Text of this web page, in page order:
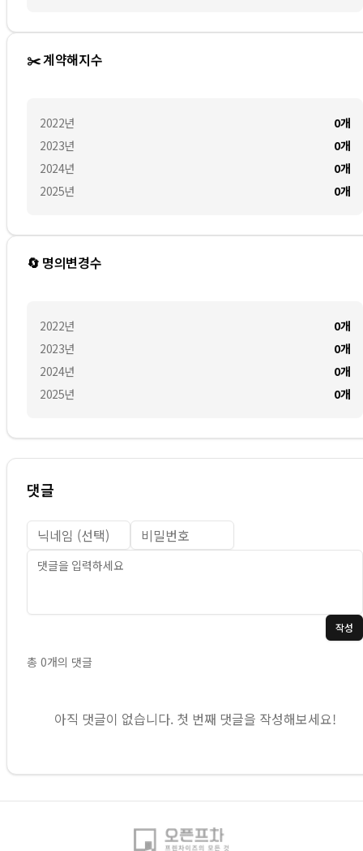
✂️ 계약해지수
2022년
2023년
2024년
2025년
0개
0개
0개
0개
🔄 명의변경수
2022년
2023년
2024년
2025년
0개
0개
0개
0개
댓글
작성
총 0개의 댓글
아직 댓글이 없습니다. 첫 번째 댓글을 작성해보세요!